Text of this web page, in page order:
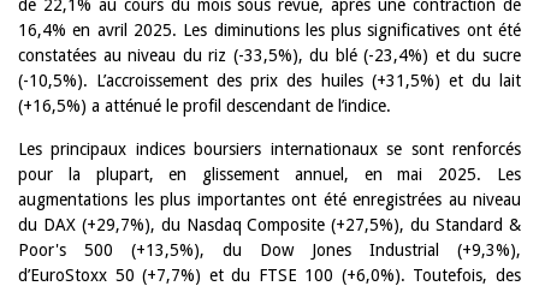
de 22,1% au cours du mois sous revue, après une contraction de
16,4% en avril 2025. Les diminutions les plus significatives ont été
constatées au niveau du riz (-33,5%), du blé (-23,4%) et du sucre
(-10,5%). L’accroissement des prix des huiles (+31,5%) et du lait
(+16,5%) a atténué le profil descendant de l’indice.
Les principaux indices boursiers internationaux se sont renforcés
pour la plupart, en glissement annuel, en mai 2025. Les
augmentations les plus importantes ont été enregistrées au niveau
du DAX (+29,7%), du Nasdaq Composite (+27,5%), du Standard &
Poor's 500 (+13,5%), du Dow Jones Industrial (+9,3%),
d’EuroStoxx 50 (+7,7%) et du FTSE 100 (+6,0%). Toutefois, des